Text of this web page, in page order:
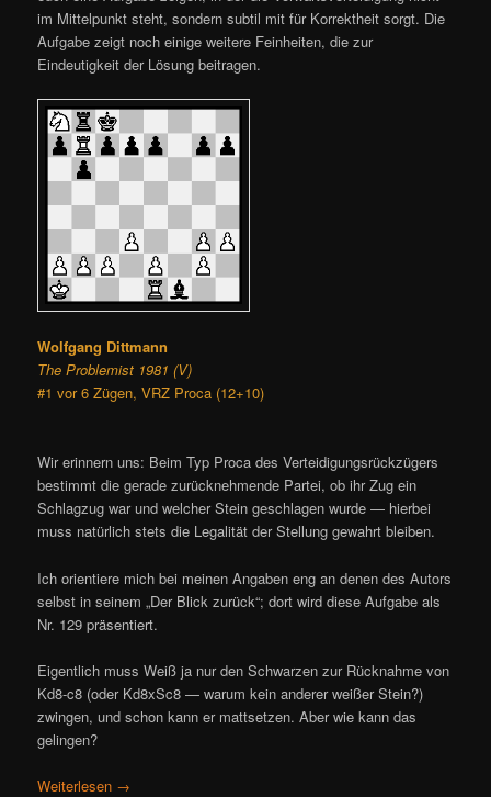
im Mittelpunkt steht, sondern subtil mit für Korrektheit sorgt. Die
Aufgabe zeigt noch einige weitere Feinheiten, die zur
Eindeutigkeit der Lösung beitragen.
Wolfgang Dittmann
The Problemist 1981 (V)
#1 vor 6 Zügen, VRZ Proca (12+10)
Wir erinnern uns: Beim Typ Proca des Verteidigungsrückzügers
bestimmt die gerade zurücknehmende Partei, ob ihr Zug ein
Schlagzug war und welcher Stein geschlagen wurde — hierbei
muss natürlich stets die Legalität der Stellung gewahrt bleiben.
Ich orientiere mich bei meinen Angaben eng an denen des Autors
selbst in seinem „Der Blick zurück“; dort wird diese Aufgabe als
Nr. 129 präsentiert.
Eigentlich muss Weiß ja nur den Schwarzen zur Rücknahme von
Kd8-c8 (oder Kd8xSc8 — warum kein anderer weißer Stein?)
zwingen, und schon kann er mattsetzen. Aber wie kann das
gelingen?
Weiterlesen →